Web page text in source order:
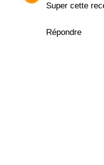
Super cette
Répondre